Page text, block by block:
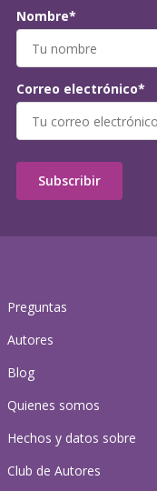
Preguntas
Autores
Blog
Quienes somos
Hechos y datos sobre
Club de Autores
Nombre*
Correo electrónico*
Subscribir